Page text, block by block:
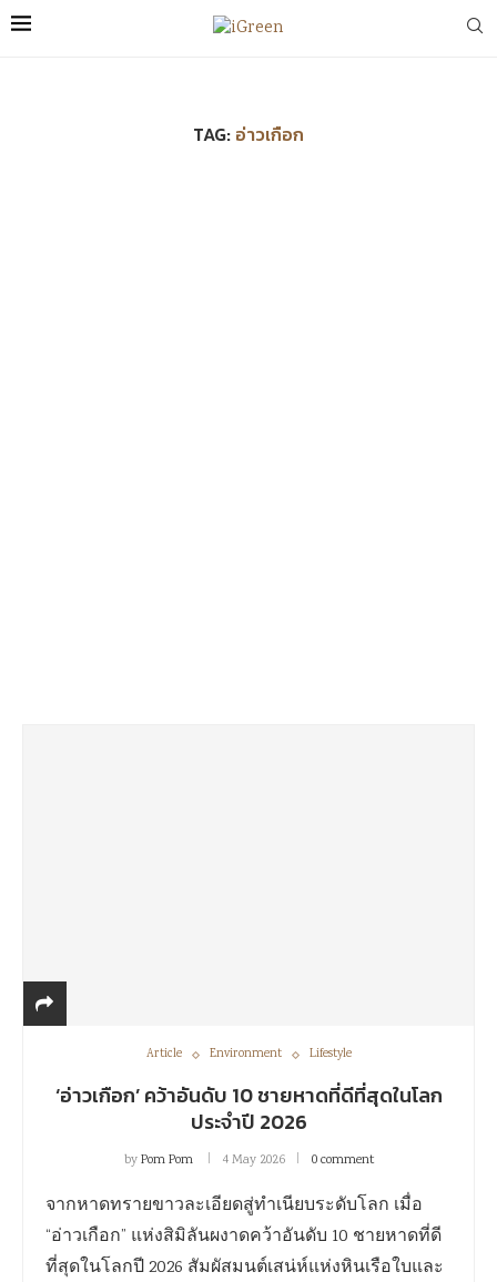
TAG: อ่าวเกือก
Article Environment Lifestyle
‘อ่าวเกือก’ คว้าอันดับ 10 ชายหาดที่ดีที่สุดในโลก
ประจำปี 2026
byPom Pom 4 May 2026 0 comment
จากหาดทรายขาวละเอียดสู่ทำเนียบระดับโลก เมื่อ
“อ่าวเกือก” แห่งสิมิลันผงาดคว้าอันดับ 10 ชายหาดที่ดี
ที่สุดในโลกปี 2026 สัมผัสมนต์เสน่ห์แห่งหินเรือใบและ